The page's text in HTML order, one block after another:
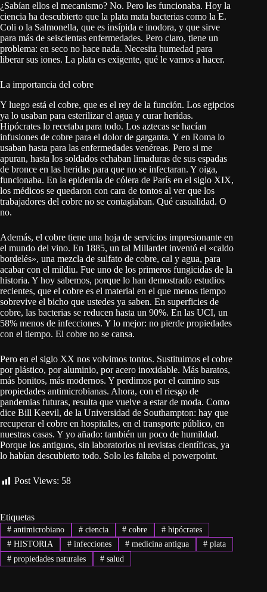
¿Sabían ellos el mecanismo? No. Pero les funcionaba. Hoy la
ciencia ha descubierto que la plata mata bacterias como la E.
Coli o la Salmonella, que es insípida e inodora, y que sirve
para más de seiscientas enfermedades. Pero claro, tiene un
problema: en seco no hace nada. Necesita humedad para
liberar sus iones. La plata es exigente, qué le vamos a hacer.
La importancia del cobre
Y luego está el cobre, que es el rey de la función. Los egipcios
ya lo usaban para esterilizar el agua y curar heridas.
Hipócrates lo recetaba para todo. Los aztecas se hacían
infusiones de cobre para el dolor de garganta. Y en Roma lo
usaban hasta para las enfermedades venéreas. Pero si me
apuran, hasta los soldados echaban limaduras de sus espadas
de bronce en las heridas para que no se infectaran. Y oiga,
funcionaba. En la epidemia de cólera de París en el siglo XIX,
los médicos se quedaron con cara de tontos al ver que los
trabajadores del cobre no se contagiaban. Qué casualidad. O
no.
Además, el cobre tiene una hoja de servicios impresionante en
el mundo del vino. En 1885, un tal Millardet inventó el «caldo
bordelés», una mezcla de sulfato de cobre, cal y agua, para
acabar con el mildiu. Fue uno de los primeros fungicidas de la
historia. Y hoy sabemos, porque lo han demostrado estudios
recientes, que el cobre es el material en el que menos tiempo
sobrevive el bicho que ustedes ya saben. En superficies de
cobre, las bacterias se reducen hasta un 90%. En las UCI, un
58% menos de infecciones. Y lo mejor: no pierde propiedades
con el tiempo. El cobre no se cansa.
Pero en el siglo XX nos volvimos tontos. Sustituimos el cobre
por plástico, por aluminio, por acero inoxidable. Más baratos,
más bonitos, más modernos. Y perdimos por el camino sus
propiedades antimicrobianas. Ahora, con el riesgo de
pandemias futuras, resulta que vuelve a estar de moda. Como
dice Bill Keevil, de la Universidad de Southampton: hay que
recuperar el cobre en hospitales, en el transporte público, en
nuestras casas. Y yo añado: también un poco de humildad.
Porque los antiguos, sin laboratorios ni revistas científicas, ya
lo habían descubierto todo. Solo les faltaba el powerpoint.
Post Views: 58
Etiquetas
#antimicrobiano #ciencia # cobre # hipócrates
#HISTORIA #infecciones # medicina antigua # plata
#propiedades naturales #salud